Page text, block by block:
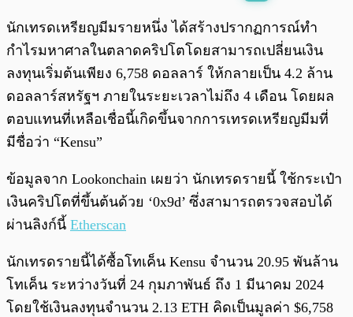
พร้อมเล่น /0:00
นักเทรดเหรียญมีมรายหนึ่ง ได้สร้างปรากฏการณ์ทำ
กำไรมหาศาลในตลาดคริปโตโดยสามารถเปลี่ยนเงิน
ลงทุนเริ่มต้นเพียง 6,758 ดอลลาร์ ให้กลายเป็น 4.2 ล้าน
ดอลลาร์สหรัฐฯ ภายในระยะเวลาไม่ถึง 4 เดือน โดยผล
ตอบแทนที่เหลือเชื่อนี้เกิดขึ้นจากการเทรดเหรียญมีมที่
มีชื่อว่า “Kensu”
ข้อมูลจาก Lookonchain เผยว่า นักเทรดรายนี้ ใช้กระเป๋า
เงินคริปโตที่ขึ้นต้นด้วย ‘0x9d’ ซึ่งสามารถตรวจสอบได้
ผ่านลิงก์นี้ Etherscan
นักเทรดรายนี้ได้ซื้อโทเค็น Kensu จำนวน 20.95 พันล้าน
โทเค็น ระหว่างวันที่ 24 กุมภาพันธ์ ถึง 1 มีนาคม 2024
โดยใช้เงินลงทุนจำนวน 2.13 ETH คิดเป็นมูลค่า $6,758